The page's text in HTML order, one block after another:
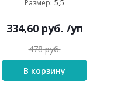
Размер: 5,5
334,60руб. /уп
478руб.
В корзину